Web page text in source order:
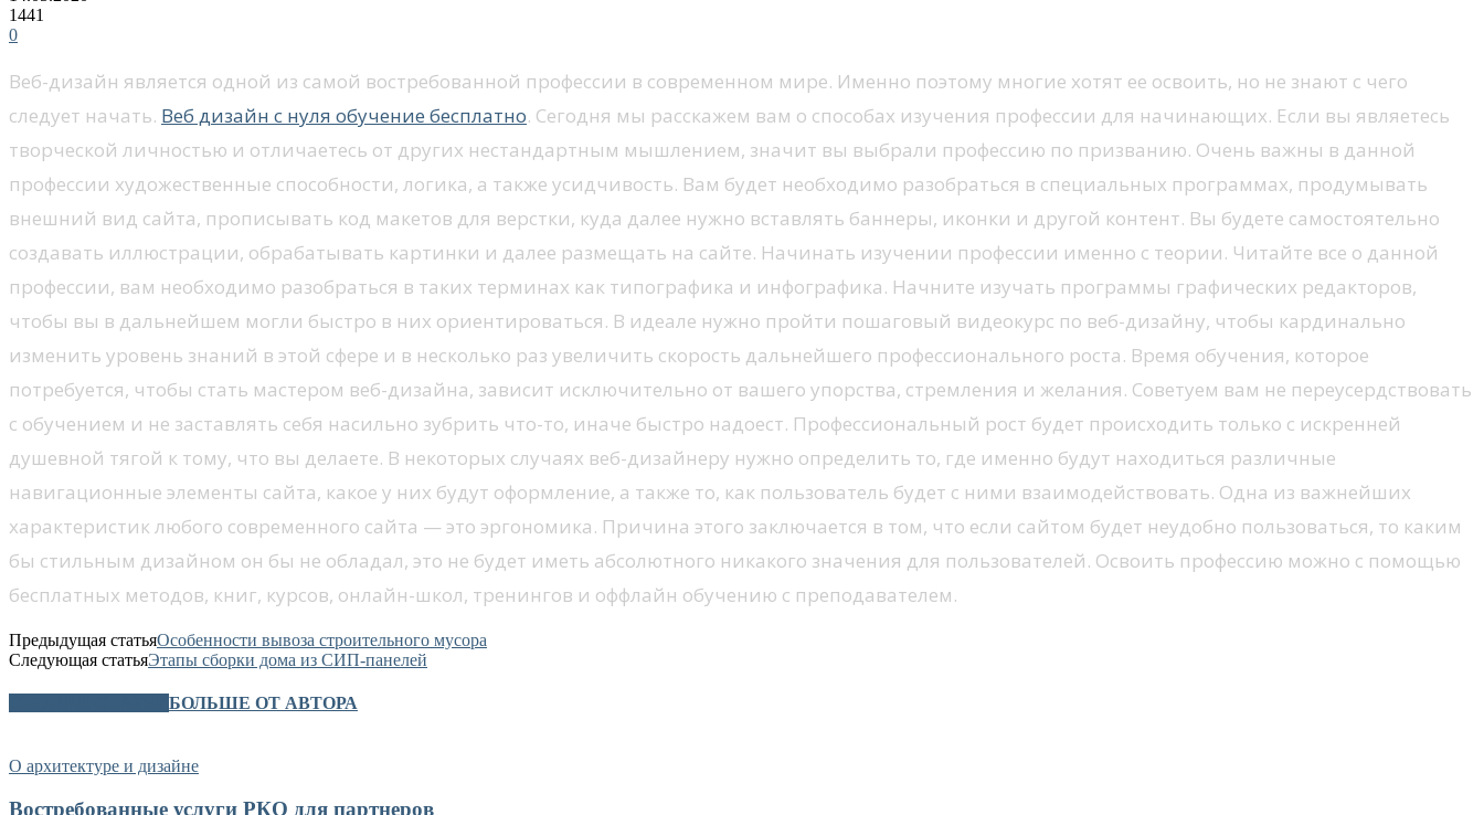
1441
0
Веб-дизайн является одной из самой востребованной профессии в современном мире. Именно поэтому многие хотят ее освоить, но не знают с чего
следует начать. Веб дизайн с нуля обучение бесплатно. Сегодня мы расскажем вам о способах изучения профессии для начинающих. Если вы являетесь
творческой личностью и отличаетесь от других нестандартным мышлением, значит вы выбрали профессию по призванию. Очень важны в данной
профессии художественные способности, логика, а также усидчивость. Вам будет необходимо разобраться в специальных программах, продумывать
внешний вид сайта, прописывать код макетов для верстки, куда далее нужно вставлять баннеры, иконки и другой контент. Вы будете самостоятельно
создавать иллюстрации, обрабатывать картинки и далее размещать на сайте. Начинать изучении профессии именно с теории. Читайте все о данной
профессии, вам необходимо разобраться в таких терминах как типографика и инфографика. Начните изучать программы графических редакторов,
чтобы вы в дальнейшем могли быстро в них ориентироваться. В идеале нужно пройти пошаговый видеокурс по веб-дизайну, чтобы кардинально
изменить уровень знаний в этой сфере и в несколько раз увеличить скорость дальнейшего профессионального роста. Время обучения, которое
потребуется, чтобы стать мастером веб-дизайна, зависит исключительно от вашего упорства, стремления и желания. Советуем вам не переусердствовать
с обучением и не заставлять себя насильно зубрить что-то, иначе быстро надоест. Профессиональный рост будет происходить только с искренней
душевной тягой к тому, что вы делаете. В некоторых случаях веб-дизайнеру нужно определить то, где именно будут находиться различные
навигационные элементы сайта, какое у них будут оформление, а также то, как пользователь будет с ними взаимодействовать. Одна из важнейших
характеристик любого современного сайта — это эргономика. Причина этого заключается в том, что если сайтом будет неудобно пользоваться, то каким
бы стильным дизайном он бы не обладал, это не будет иметь абсолютного никакого значения для пользователей. Освоить профессию можно с помощью
бесплатных методов, книг, курсов, онлайн-школ, тренингов и оффлайн обучению с преподавателем.
Предыдущая статьяОсобенности вывоза строительного мусора
Следующая статьяЭтапы сборки дома из СИП-панелей
БОЛЬШЕ ОТ АВТОРА
О архитектуре и дизайне
Востребованные услуги РКО для партнеров